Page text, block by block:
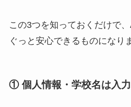
この3つを知っておくだけで
ぐっと安心できるものになり
① 個人情報・学校名は入